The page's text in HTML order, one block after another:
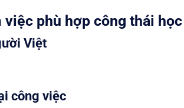
phù hợp công thái học
Việt
công việc